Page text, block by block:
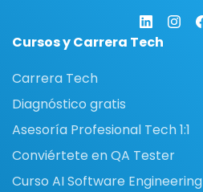
Cursos y Carrera Tech
Carrera Tech
Diagnóstico gratis
Asesoría Profesional Tech 1:1
Conviértete en QA Tester
Curso AI Software Engineering